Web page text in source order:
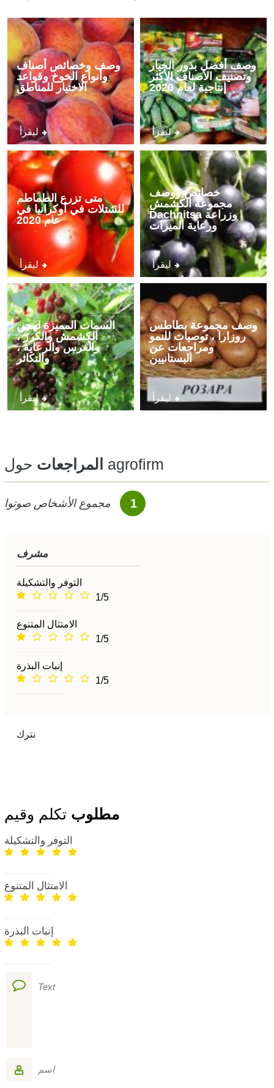
وصف وخصائص أصناف
وأنواع الخوخ وقواعد
الاختيار للمناطق
ليقرأ
وصف أفضل بذور الخيار
وتصنيف الأصناف الأكثر
إنتاجية لعام 2020
ليقرأ
متى تزرع الطماطم
للشتلات في أوكرانيا في
عام 2020
ليقرأ
خصائص ووصف
مجموعة الكشمش
Dachnitsa وزراعة
ورعاية الميزات
ليقرأ
السمات المميزة لهجن
الكشمش والكرز ،
والغرس والرعاية ،
والتكاثر
ليقرأ
وصف مجموعة بطاطس
روزارا ، توصيات للنمو
ومراجعات عن
البستانيين
ليقرأ
المراجعات حول agrofirm
1
مشرف
التوفر والتشكيلة
1/5
الامتثال المتنوع
1/5
إنبات البذرة
1/5
نترك
مطلوب تكلم وقيم
التوفر والتشكيلة
الامتثال المتنوع
إنبات البذرة